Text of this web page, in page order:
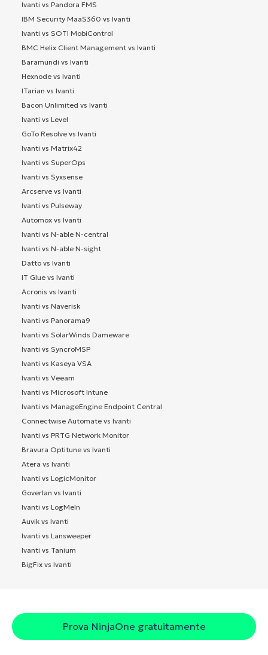
Ivanti vs Pandora FMS
IBM Security MaaS360 vs Ivanti
Ivanti vs SOTI MobiControl
BMC Helix Client Management vs Ivanti
Baramundi vs Ivanti
Hexnode vs Ivanti
ITarian vs Ivanti
Bacon Unlimited vs Ivanti
Ivanti vs Level
GoTo Resolve vs Ivanti
Ivanti vs Matrix42
Ivanti vs SuperOps
Ivanti vs Syxsense
Arcserve vs Ivanti
Ivanti vs Pulseway
Automox vs Ivanti
Ivanti vs N-able N-central
Ivanti vs N-able N-sight
Datto vs Ivanti
IT Glue vs Ivanti
Acronis vs Ivanti
Ivanti vs Naverisk
Ivanti vs Panorama9
Ivanti vs SolarWinds Dameware
Ivanti vs SyncroMSP
Ivanti vs Kaseya VSA
Ivanti vs Veeam
Ivanti vs Microsoft Intune
Ivanti vs ManageEngine Endpoint Central
Connectwise Automate vs Ivanti
Ivanti vs PRTG Network Monitor
Bravura Optitune vs Ivanti
Atera vs Ivanti
Ivanti vs LogicMonitor
Goverlan vs Ivanti
Ivanti vs LogMeIn
Auvik vs Ivanti
Ivanti vs Lansweeper
Ivanti vs Tanium
BigFix vs Ivanti
Prova NinjaOne gratuitamente